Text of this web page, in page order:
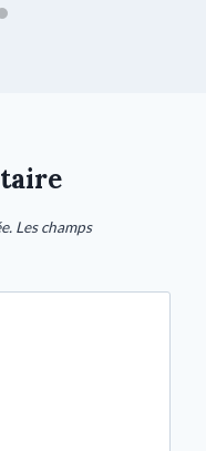
Les champs